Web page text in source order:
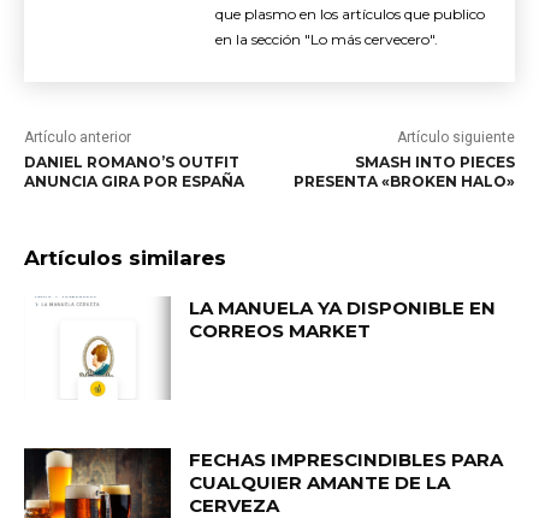
que plasmo en los artículos que publico
en la sección "Lo más cervecero".
Artículo anterior
DANIEL ROMANO’S OUTFIT
ANUNCIA GIRA POR ESPAÑA
Artículo siguiente
SMASH INTO PIECES
PRESENTA «BROKEN HALO»
Artículos similares
LA MANUELA YA DISPONIBLE EN
CORREOS MARKET
FECHAS IMPRESCINDIBLES PARA
CUALQUIER AMANTE DE LA
CERVEZA